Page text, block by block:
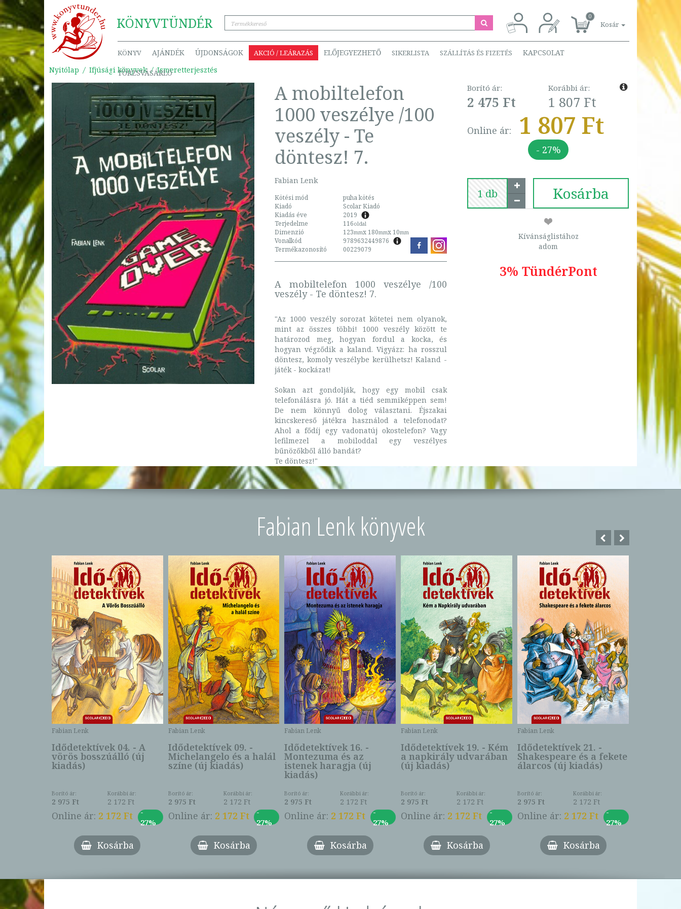
KÖNYVTÜNDÉR 0
Kosár
KÖNYV AJÁNDÉK ÚJDONSÁGOK AKCIÓ / LEÁRAZÁS ELŐJEGYEZHETŐ SIKERLISTA SZÁLLÍTÁS ÉS FIZETÉS KAPCSOLAT
TÖRZSVÁSÁRLÓ
Nyitólap Ifjúsági könyvek Ismeretterjesztés
A mobiltelefon
1000 veszélye /100
veszély - Te
döntesz! 7.
Fabian Lenk
Kötési mód
puha kötés
Kiadó
Scolar Kiadó
Kiadás éve
2019
Terjedelme
116oldal
Dimenzió 123mmx 180mmx 10mm
Vonalkód
9789632449876
Termékazonosító
00229079
A mobiltelefon 1000 veszélye /100
veszély - Te döntesz! 7.
"Az 1000 veszély sorozat kötetei nem olyanok,
mint az összes többi! 1000 veszély között te
határozod meg, hogyan fordul a kocka, és
hogyan végződik a kaland. Vigyázz: ha rosszul
döntesz, komoly veszélybe kerülhetsz! Kaland -
játék - kockázat!
Sokan azt gondolják, hogy egy mobil csak
telefonálásra jó. Hát a tiéd semmiképpen sem!
De nem könnyű dolog választani. Éjszakai
kincskereső játékra használod a telefonodat?
Ahol a fődíj egy vadonatúj okostelefon? Vagy
lefilmezel a mobiloddal egy veszélyes
bűnözőkből álló bandát?
Te döntesz!"
Borító ár:
2 475 Ft
Korábbi ár:
1 807 Ft
Online ár: 1 807 Ft
- 27%
Kosárba
Kívánságlistához
adom
3% TündérPont
Fabian Lenk könyvek
Fabian Lenk
Idődetektívek 04. - A
vörös bosszúálló (új
kiadás)
Borító ár:
2 975 Ft
Korábbi ár:
2 172 Ft
Online ár: 2 172 Ft
-
27%
Kosárba
Fabian Lenk
Idődetektívek 09. -
Michelangelo és a halál
színe (új kiadás)
Borító ár:
2 975 Ft
Korábbi ár:
2 172 Ft
Online ár: 2 172 Ft
-
27%
Kosárba
Fabian Lenk
Idődetektívek 16. -
Montezuma és az
istenek haragja (új
kiadás)
Borító ár:
2 975 Ft
Korábbi ár:
2 172 Ft
Online ár: 2 172 Ft
-
27%
Kosárba
Fabian Lenk
Idődetektívek 19. - Kém
a napkirály udvarában
(új kiadás)
Borító ár:
2 975 Ft
Korábbi ár:
2 172 Ft
Online ár: 2 172 Ft
-
27%
Kosárba
Fabian Lenk
Idődetektívek 21. -
Shakespeare és a fekete
álarcos (új kiadás)
Borító ár:
2 975 Ft
Korábbi ár:
2 172 Ft
Online ár: 2 172 Ft
-
27%
Kosárba